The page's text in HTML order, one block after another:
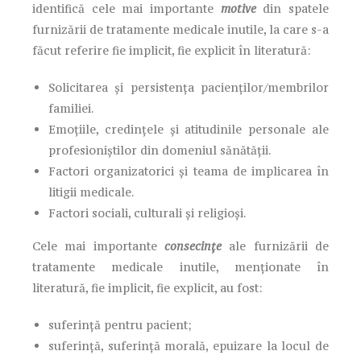
identifică cele mai importante motive din spatele
furnizării de tratamente medicale inutile, la care s-a
făcut referire fie implicit, fie explicit în literatură:
Solicitarea și persistența pacienților/membrilor
familiei.
Emoțiile, credințele și atitudinile personale ale
profesioniștilor din domeniul sănătății.
Factori organizatorici și teama de implicarea în
litigii medicale.
Factori sociali, culturali și religioși.
Cele mai importante consecințeale furnizării de
tratamente medicale inutile, menționate în
literatură, fie implicit, fie explicit, au fost:
suferință pentru pacient;
suferință, suferință morală, epuizare la locul de